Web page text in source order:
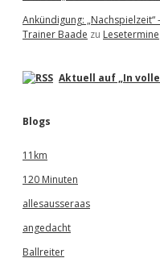
Ankündigung:
Trainer Baade zu Lesetermine
Aktuell auf „In
Blogs
11km
120 Minuten
allesausseraas
angedacht
Ballreiter